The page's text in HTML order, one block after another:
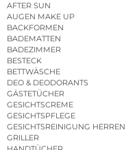
AFTER SUN
AUGEN MAKE UP
BACKFORMEN
BADEMATTEN
BADEZIMMER
BESTECK
BETTWÄSCHE
DEO & DEODORANTS
GÄSTETÜCHER
GESICHTSCREME
GESICHTSPFLEGE
GESICHTSREINIGUNG HERREN
GRILLER